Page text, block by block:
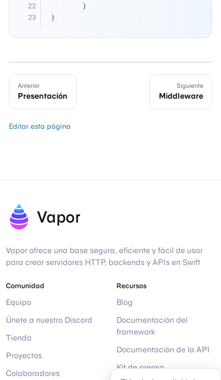
        }
}
Anterior
Presentación
Siguiente
Middleware
Editar esta página
Vapor
Vapor ofrece una base segura, eficiente y fácil de usar
para crear servidores HTTP, backends y APIs en Swift
Comunidad
Equipo
Únete a nuestro Discord
Tienda
Proyectos
Colaboradores
Recursos
Blog
Documentación del
framework
Documentación de la API
Kit de prensa